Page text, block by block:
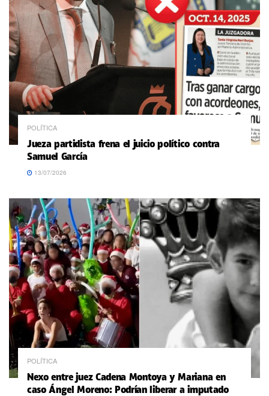
POLÍTICA
Jueza partidista frena el juicio político contra
Samuel García
13/07/2026
POLÍTICA
Nexo entre juez Cadena Montoya y Mariana en
caso Ángel Moreno: Podrían liberar a imputado